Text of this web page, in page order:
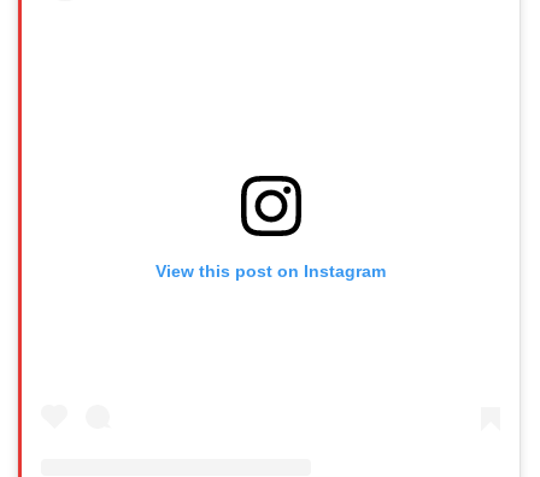
View this post on Instagram